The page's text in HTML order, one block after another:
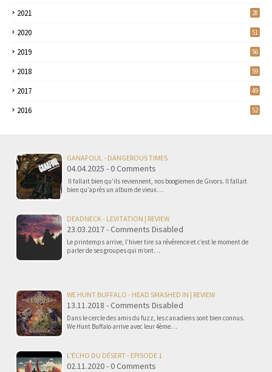
2021 28
2020 51
2019 56
2018 59
2017 49
2016 52
GANAFOUL - DANGEROUS TIMES
04.04.2025 - 0 Comments
Il fallait bien qu’ils reviennent, nos boogiemen de Givors. Il fallait
bien qu’après un album de vieux…
DEADNECK - LEVITATION | REVIEW
23.03.2017 - Comments Disabled
Le printemps arrive, l’hiver tire sa révérence et c’est le moment de
parler de ses groupes qui m’ont…
WE HUNT BUFFALO - HEAD SMASHED IN | REVIEW
13.11.2018 - Comments Disabled
Dans le cercle des amis du fuzz, les canadiens sont bien connus.
We Hunt Buffalo arrive avec leur 4ème…
L'ÉCHO DU DÉSERT - EPISODE 1
02.11.2020 - 0 Comments